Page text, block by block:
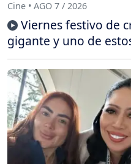
Cine • AGO 7 / 2026
Viernes festivo de
gigante y uno de